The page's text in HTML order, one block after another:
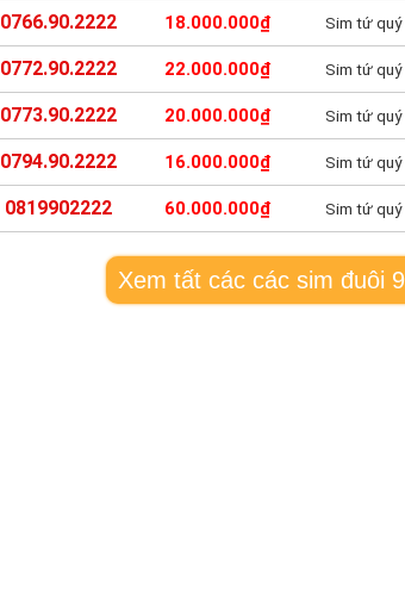
0766.90.2222 18.000.000₫ Sim tứ quý
0772.90.2222 22.000.000₫ Sim tứ quý
0773.90.2222 20.000.000₫ Sim tứ quý
0794.90.2222 16.000.000₫ Sim tứ quý
0819902222 60.000.000₫ Sim tứ quý
Xem tất các các sim đuôi